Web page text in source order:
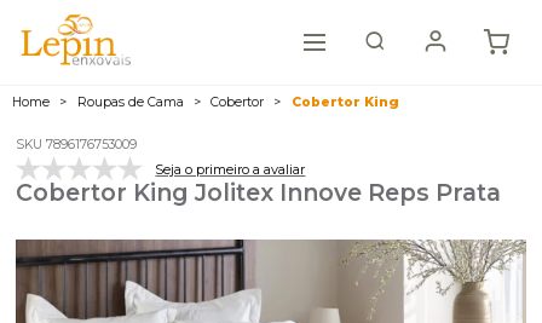
Home Roupas de Cama Cobertor Cobertor King
SKU 7896176753009
Seja o primeiro a avaliar
Cobertor King Jolitex Innove Reps Prata